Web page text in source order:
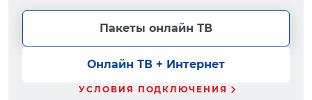
Пакеты онлайн ТВ
Онлайн ТВ + Интернет
УСЛОВИЯ ПОДКЛЮЧЕНИЯ